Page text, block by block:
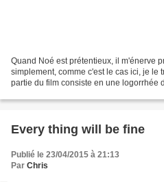
Quand Noé est prétentieux, il m'énerve
simplement, comme c'est le cas ici, je le
partie du film consiste en une logorrhée
Every thing will be fine
Publié le 23/04/2015 à 21:13
Par Chris